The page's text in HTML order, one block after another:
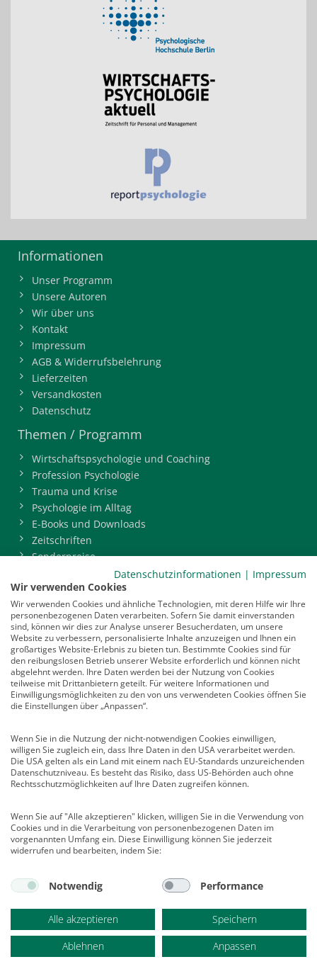
Informationen
Unser Programm
Unsere Autoren
Wir über uns
Kontakt
Impressum
AGB & Widerrufsbelehrung
Lieferzeiten
Versandkosten
Datenschutz
Themen / Programm
Wirtschaftspsychologie und Coaching
Profession Psychologie
Trauma und Krise
Psychologie im Alltag
E-Books und Downloads
Zeitschriften
Sonderpreise
BDP-Mitgliederbereich
Service
Newsletter
Mediadaten
Infocenter
Veranstaltungen
Nachrichten
Abo kündigen
Vertrag widerrufen
Kontakt
Am Köllnischen Park 2
10179 Berlin
E-Mail:verlag@psychologenverlag.de
Leserservice:
Telefax: +49 (0)2 28 36 96 210
E-Mail:leserservice@psychologenverlag.de
© 2021 | alle Rechte vorbehalten
Datenschutzinformationen | Impressum
Wir verwenden Cookies
Wir verwenden Cookies und ähnliche Technologien, mit deren Hilfe wir Ihre
personenbezogenen Daten verarbeiten. Sofern Sie damit einverstanden
sind, können wir dies zur Analyse unserer Besucherdaten, um unsere
Website zu verbessern, personalisierte Inhalte anzuzeigen und Ihnen ein
großartiges Website-Erlebnis zu bieten tun. Bestimmte Cookies sind für
den reibungslosen Betrieb unserer Website erforderlich und können nicht
abgelehnt werden. Ihre Daten werden bei der Nutzung von Cookies
teilweise mit Drittanbietern geteilt. Für weitere Informationen und
Einwilligungsmöglichkeiten zu den von uns verwendeten Cookies öffnen Sie
die Einstellungen über „Anpassen“.
Wenn Sie in die Nutzung der nicht-notwendigen Cookies einwilligen,
willigen Sie zugleich ein, dass Ihre Daten in den USA verarbeitet werden.
Die USA gelten als ein Land mit einem nach EU-Standards unzureichenden
Datenschutzniveau. Es besteht das Risiko, dass US-Behörden auch ohne
Rechtsschutzmöglichkeiten auf Ihre Daten zugreifen können.
Wenn Sie auf "Alle akzeptieren" klicken, willigen Sie in die Verwendung von
Cookies und in die Verarbeitung von personenbezogenen Daten im
vorgenannten Umfang ein. Diese Einwilligung können Sie jederzeit
widerrufen und bearbeiten, indem Sie:
Notwendig Performance
Alle akzeptieren
Speichern
Ablehnen
Anpassen